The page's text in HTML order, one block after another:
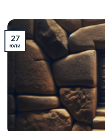
27
юли